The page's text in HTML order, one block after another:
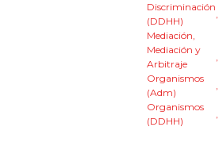
Discriminación
(DDHH)
Mediación,
Mediación y
Arbitraje
Organismos
(Adm)
Organismos
(DDHH)